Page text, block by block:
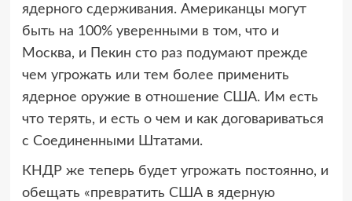
ядерного сдерживания. Американцы могут
быть на 100% уверенными в том, что и
Москва, и Пекин сто раз подумают прежде
чем угрожать или тем более применить
ядерное оружие в отношение США. Им есть
что терять, и есть о чем и как договариваться
с Соединенными Штатами.
КНДР же теперь будет угрожать постоянно, и
обещать «превратить США в ядерную